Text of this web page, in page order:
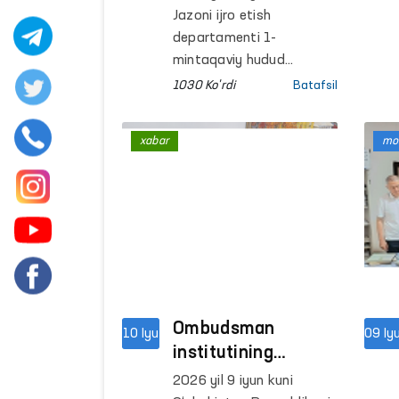
maktabi” tadbiri
o‘tkazildi
Jazoni ijro etish
departamenti 1-
mintaqaviy hudud
Markaziy tergov
“Qiynoqlarga mutlaq yo‘l
qo‘ymaslik” tamoyilini
1030 Ko'rdi Batafsil
10 Iyu
Ombudsman
institutining
xalqaro
2026 yil 9 iyun kuni
xabar
09 Iyu